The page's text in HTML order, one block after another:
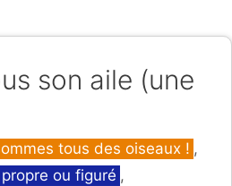
son aile (une
tous des oiseaux ! ,
ou figuré ,